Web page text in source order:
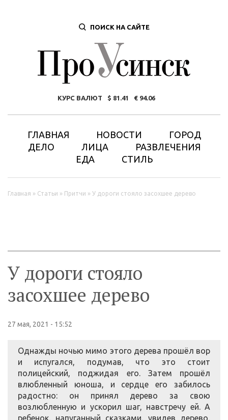
ПОИСК НА САЙТЕ
КУРС ВАЛЮТ 81.41 94.06
ГЛАВНАЯ НОВОСТИ
ГОРОД
ДЕЛО
ЛИЦА
РАЗВЛЕЧЕНИЯ
ЕДА
СТИЛЬ
Вы здесь
Главная » Статьи » Притчи » У дороги стояло засохшее дерево
У дороги стояло
засохшее дерево
27 мая, 2021 - 15:52
Однажды ночью мимо этого дерева прошёл вор
и испугался, подумав, что это стоит
полицейский, поджидая его. Затем прошёл
влюбленный юноша, и сердце его забилось
радостно: он принял дерево за свою
возлюбленную и ускорил шаг, навстречу ей. А
ребенок, напуганный сказками, увидев дерево,